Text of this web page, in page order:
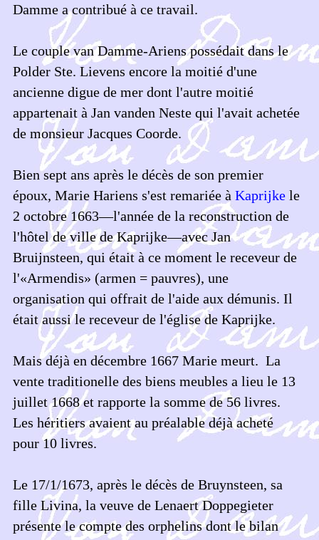
Damme a contribué à ce travail.
Le couple van Damme-Ariens possédait dans le
Polder Ste. Lievens encore la moitié d'une
ancienne digue de mer dont l'autre moitié
appartenait à Jan vanden Neste qui l'avait achetée
de monsieur Jacques Coorde.
Bien sept ans après le décès de son premier
époux, Marie Hariens s'est remariée à Kaprijke le
2 octobre 1663—l'année de la reconstruction de
l'hôtel de ville de Kaprijke—avec Jan
Bruijnsteen, qui était à ce moment le receveur de
l'«Armendis» (armen = pauvres), une
organisation qui offrait de l'aide aux démunis. Il
était aussi le receveur de l'église de Kaprijke.
Mais déjà en décembre 1667 Marie meurt. La
vente traditionelle des biens meubles a lieu le 13
juillet 1668 et rapporte la somme de 56 livres.
Les héritiers avaient au préalable déjà acheté
pour 10 livres.
Le 17/1/1673, après le décès de Bruynsteen, sa
fille Livina, la veuve de Lenaert Doppegieter
présente le compte des orphelins dont le bilan